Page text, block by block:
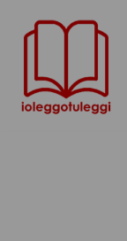
contenuto